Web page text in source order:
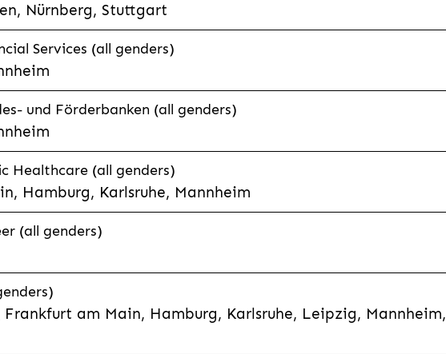
Nürnberg, Stuttgart
Services (all genders)
und Förderbanken (all genders)
Healthcare (all genders)
Hamburg, Karlsruhe, Mannheim
(all genders)
Frankfurt am Main, Hamburg, Karlsruhe, Leipzig, Mannheim,